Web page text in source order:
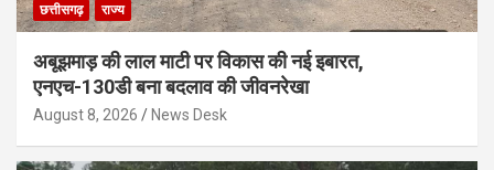
छत्तीसगढ़ राज्य
अबूझमाड़ की लाल माटी पर विकास की नई इबारत,
एनएच-130डी बना बदलाव की जीवनरेखा
August 8, 2026 News Desk